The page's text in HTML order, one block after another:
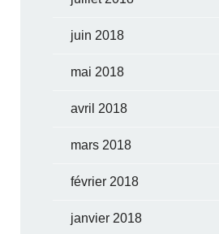
juin 2018
mai 2018
avril 2018
mars 2018
février 2018
janvier 2018